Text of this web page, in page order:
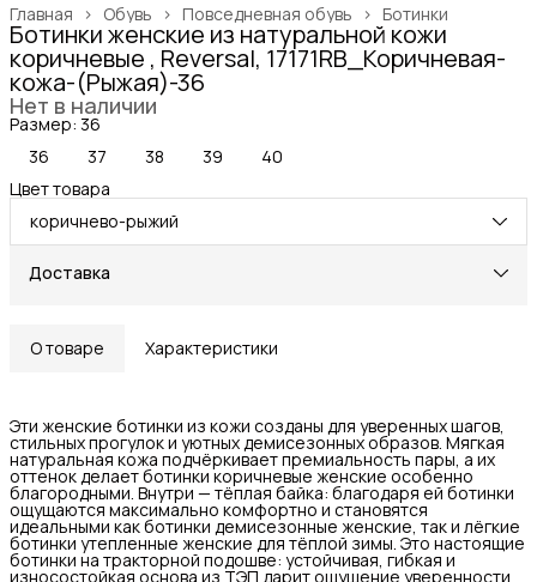
Ботинки
Повседневная обувь ›
Обувь ›
Главная ›
Ботинки женские из натуральной кожи
коричневые , Reversal, 17171RB_Коричневая-
кожа-(Рыжая)-36
Нет в наличии
Размер: 36
36
37 38 39
40
Цвет товара
коричнево-рыжий
Доставка
О товаре Характеристики
Эти женские ботинки из кожи созданы для уверенных шагов,
стильных прогулок и уютных демисезонных образов. Мягкая
натуральная кожа подчёркивает премиальность пары, а их
оттенок делает ботинки коричневые женские особенно
благородными. Внутри — тёплая байка: благодаря ей ботинки
ощущаются максимально комфортно и становятся
идеальными как ботинки демисезонные женские, так и лёгкие
ботинки утепленные женские для тёплой зимы. Это настоящие
ботинки на тракторной подошве: устойчивая, гибкая и
износостойкая основа из ТЭП дарит ощущение уверенности